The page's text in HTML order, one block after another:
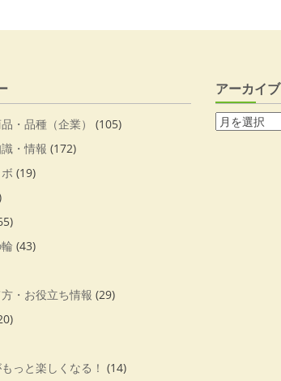
・品種（企業）
(105)
・情報 (172)
(19)
(43)
・お役立ち情報 (29)
っと楽しくなる！ (14)
アーカイブ